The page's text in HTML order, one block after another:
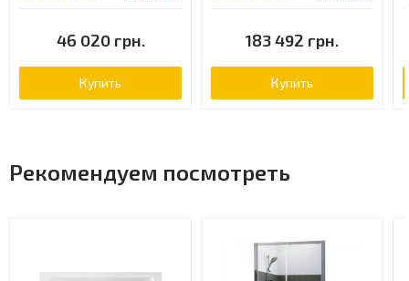
46 020 грн.
Купить
183 492 грн.
Купить
Рекомендуем посмотреть